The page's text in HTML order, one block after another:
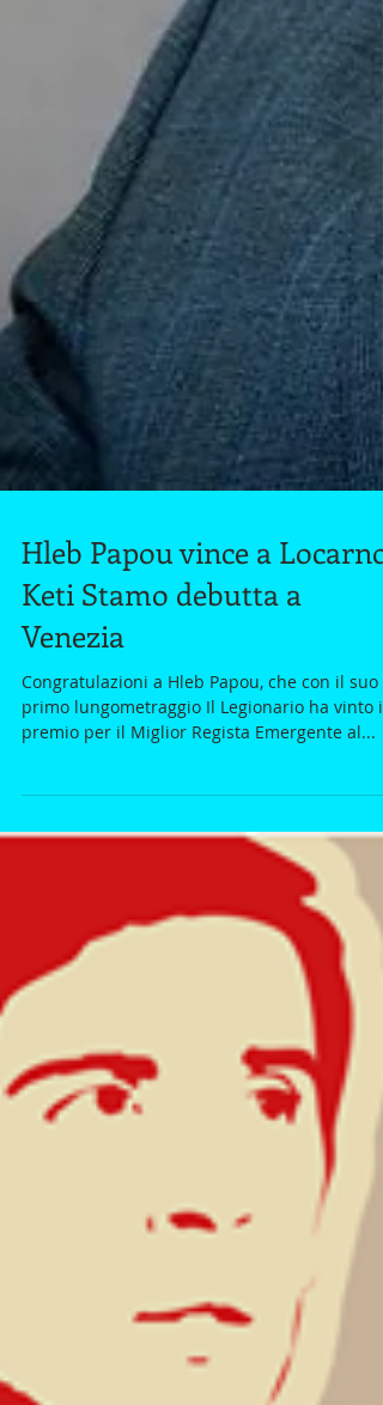
Hleb Papou vince a Locarno,
Keti Stamo debutta a
Venezia
Congratulazioni a Hleb Papou, che con il suo